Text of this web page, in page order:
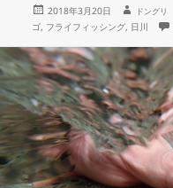
投
日:
2018年3月20日
成
者
ドングリ
ゴ, フライフィッシング, 日川